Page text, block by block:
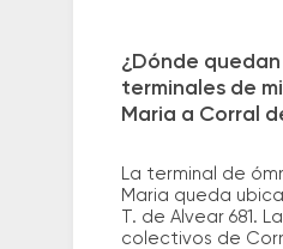
¿Dónde quedan
terminales de
Maria a Corral
La terminal de
Maria queda
T. de Alvear 681.
colectivos de